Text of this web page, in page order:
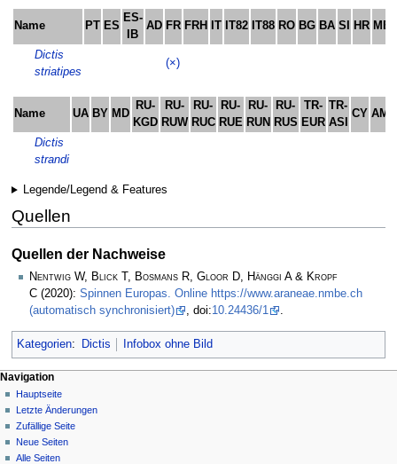
Name PT ES
ES-
IB
AD FR FRH IT IT82 IT88 RO BG BA SI HR ME
Dictis
striatipes
(×)
Name UA BY MD
RU-
KGD
RU-
RUW
RU-
RUC
RU-
RUE
RU-
RUN
RU-
RUS
TR-
EUR
TR-
ASI
CY AM
Dictis
strandi
Legende/Legend & Features
Quellen
Quellen der Nachweise
Nentwig W, Blick T, Bosmans R, Gloor D, Hänggi A & Kropf
C (2020): Spinnen Europas. Online https://www.araneae.nmbe.ch
(automatisch synchronisiert)
, doi:10.24436/1 .
Kategorien: Dictis Infobox ohne Bild
Navigation
Hauptseite
Letzte Änderungen
Zufällige Seite
Neue Seiten
Alle Seiten